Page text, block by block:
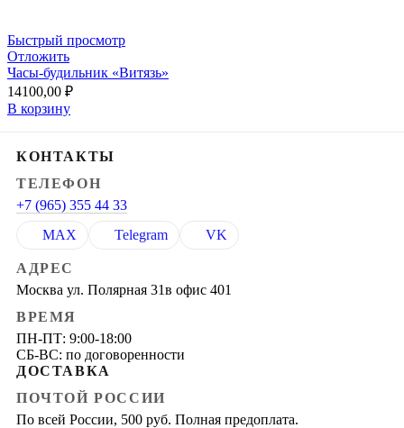
Быстрый просмотр
Отложить
Часы-будильник «Витязь»
14100,00 ₽
В корзину
КОНТАКТЫ
ТЕЛЕФОН
+7 (965) 355 44 33
MAX
Telegram VK
АДРЕС
Москва ул. Полярная 31в офис 401
ВРЕМЯ
ПН-ПТ: 9:00-18:00
СБ-ВС: по договоренности
ДОСТАВКА
ПОЧТОЙ РОССИИ
По всей России, 500 руб. Полная предоплата.